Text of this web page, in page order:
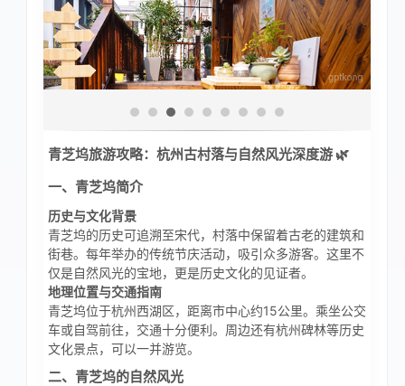
青芝坞旅游攻略：杭州古村落与自然风光深度游 🌿
一、青芝坞简介
历史与文化背景
青芝坞的历史可追溯至宋代，村落中保留着古老的建筑和
街巷。每年举办的传统节庆活动，吸引众多游客。这里不
仅是自然风光的宝地，更是历史文化的见证者。
地理位置与交通指南
青芝坞位于杭州西湖区，距离市中心约15公里。乘坐公交
车或自驾前往，交通十分便利。周边还有杭州碑林等历史
文化景点，可以一并游览。
二、青芝坞的自然风光